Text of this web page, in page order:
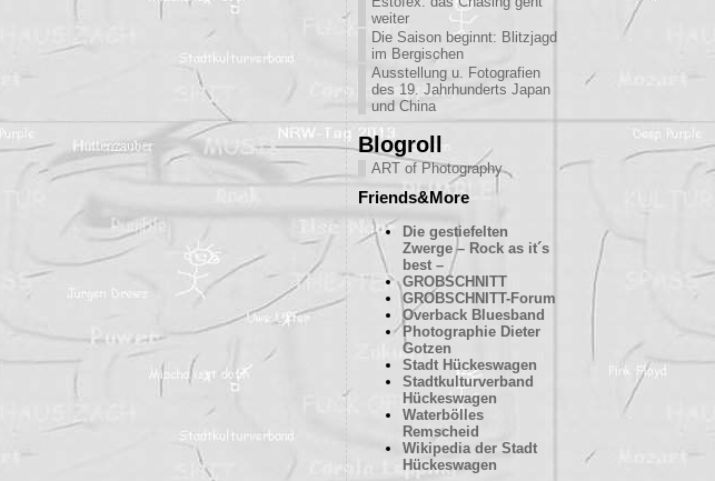
weiter
Die Saison beginnt: Blitzjagd
im Bergischen
Ausstellung u. Fotografien
des 19. Jahrhunderts Japan
und China
Blogroll
ART of Photography
Friends&More
Die gestiefelten
Zwerge – Rock as it´s
best –
GROBSCHNITT
GROBSCHNITT-Forum
Overback Bluesband
Photographie Dieter
Gotzen
Stadt Hückeswagen
Stadtkulturverband
Hückeswagen
Waterbölles
Remscheid
Wikipedia der Stadt
Hückeswagen